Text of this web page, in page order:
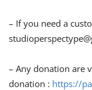
– If you need a
– Any donation are
donation : https://